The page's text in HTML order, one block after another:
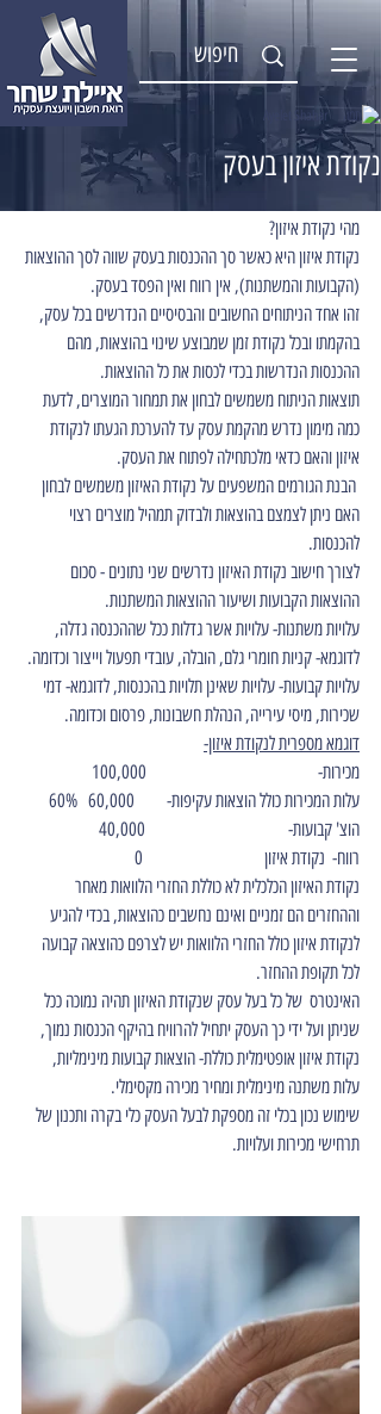
נקודת איזון בעסק
Ayelet Shahar
מהי נקודת איזון?
נקודת איזון היא כאשר סך ההכנסות בעסק שווה לסך ההוצאות
(הקבועות והמשתנות), אין רווח ואין הפסד בעסק.
זהו אחד הניתוחים החשובים והבסיסיים הנדרשים בכל עסק,
בהקמתו ובכל נקודת זמן שמבוצע שינוי בהוצאות, מהם
ההכנסות הנדרשות בכדי לכסות את כל ההוצאות.
תוצאות הניתוח משמשים לבחון את תמחור המוצרים, לדעת
כמה מימון נדרש מהקמת עסק עד להערכת הגעתו לנקודת
איזון והאם כדאי מלכתחילה לפתוח את העסק.
הבנת הגורמים המשפעים על נקודת האיזון משמשים לבחון
האם ניתן לצמצם בהוצאות ולבדוק תמהיל מוצרים רצוי
להכנסות.
לצורך חישוב נקודת האיזון נדרשים שני נתונים - סכום
ההוצאות הקבועות ושיעור ההוצאות המשתנות.
עלויות משתנות- עלויות אשר גדלות ככל שההכנסה גדלה,
לדוגמא- קניות חומרי גלם, הובלה, עובדי תפעול וייצור וכדומה.
עלויות קבועות- עלויות שאינן תלויות בהכנסות, לדוגמא- דמי
שכירות, מיסי עירייה, הנהלת חשבונות, פרסום וכדומה.
דוגמא מספרית לנקודת איזון-
מכירות-                                                100,000
עלות המכירות כולל הוצאות עקיפות-         60,000   60%
הוצ' קבועות-                                        40,000
רווח-  נקודת איזון                                  0
נקודת האיזון הכלכלית לא כוללת החזרי הלוואות מאחר
וההחזרים הם זמניים ואינם נחשבים כהוצאות, בכדי להגיע
לנקודת איזון כולל החזרי הלוואות יש לצרפם כהוצאה קבועה
לכל תקופת ההחזר.
האינטרס  של כל בעל עסק שנקודת האיזון תהיה נמוכה ככל
שניתן ועל ידי כך העסק יתחיל להרוויח בהיקף הכנסות נמוך,
נקודת איזון אופטימלית כוללת- הוצאות קבועות מינימליות,
עלות משתנה מינימלית ומחיר מכירה מקסימלי.
שימוש נכון בכלי זה מספקת לבעל העסק כלי בקרה ותכנון של
תרחישי מכירות ועלויות.